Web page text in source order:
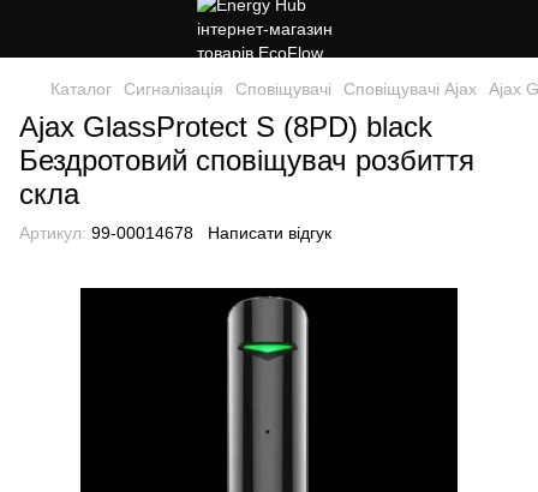
Каталог Сигналізація Сповіщувачі Сповіщувачі Ajax Ajax
Ajax GlassProtect S (8PD) black
Бездротовий сповіщувач розбиття
скла
Артикул: 99-00014678 Написати відгук